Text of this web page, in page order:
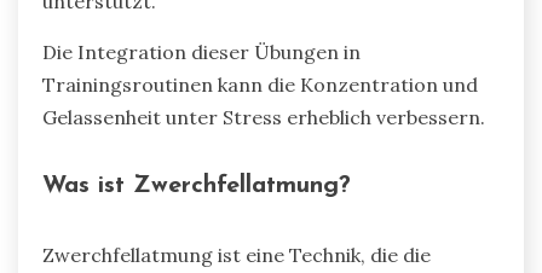
Die Integration dieser Übungen in
Trainingsroutinen kann die Konzentration und
Gelassenheit unter Stress erheblich verbessern.
Was ist Zwerchfellatmung?
Zwerchfellatmung ist eine Technik, die die